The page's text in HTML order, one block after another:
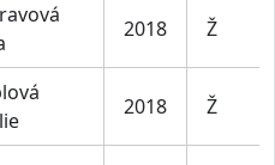
2018 Ž
2018 Ž